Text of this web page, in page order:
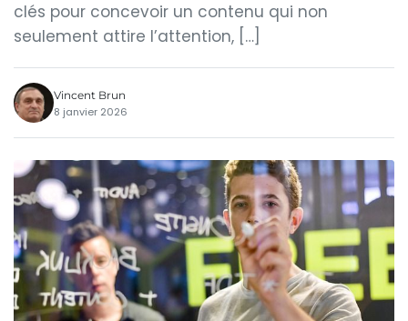
clés pour concevoir un contenu qui non
seulement attire l’attention, […]
Vincent Brun
8 janvier 2026